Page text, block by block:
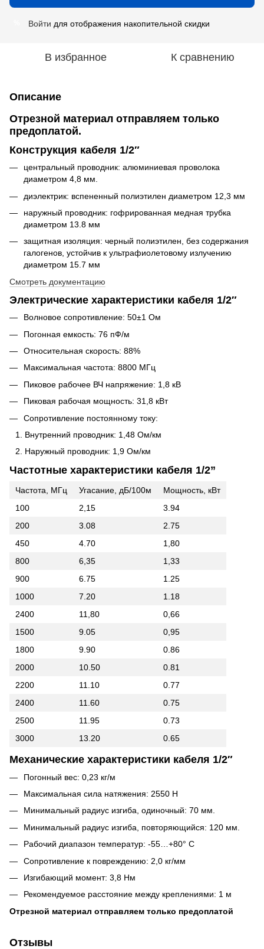
Войти для отображения накопительной скидки
В избранное К сравнению
Описание
Отрезной материал отправляем только
предоплатой.
Конструкция кабеля 1/2″
центральный проводник: алюминиевая проволока
диаметром 4,8 мм.
диэлектрик: вспененный полиэтилен диаметром 12,3 мм
наружный проводник: гофрированная медная трубка
диаметром 13.8 мм
защитная изоляция: черный полиэтилен, без содержания
галогенов, устойчив к ультрафиолетовому излучению
диаметром 15.7 мм
Смотреть документацию
Электрические характеристики кабеля 1/2″
Волновое сопротивление: 50±1 Ом
Погонная емкость: 76 пФ/м
Относительная скорость: 88%
Максимальная частота: 8800 МГц
Пиковое рабочее ВЧ напряжение: 1,8 кВ
Пиковая рабочая мощность: 31,8 кВт
Сопротивление постоянному току:
Внутренний проводник: 1,48 Ом/км
Наружный проводник: 1,9 Ом/км
Частотные характеристики кабеля 1/2”
Частота, МГц Угасание, дБ/100м
Мощность, кВт
100
2,15
3.94
200
3.08
2.75
450
4.70
1,80
800
6,35
1,33
900
6.75
1.25
1000
7.20
1.18
2400
11,80
0,66
1500
9.05
0,95
1800
9.90
0.86
2000
10.50
0.81
2200
11.10
0.77
2400
11.60
0.75
2500
11.95
0.73
3000
13.20 0.65
Механические характеристики кабеля 1/2″
Погонный вес: 0,23 кг/м
Максимальная сила натяжения: 2550 Н
Минимальный радиус изгиба, одиночный: 70 мм.
Минимальный радиус изгиба, повторяющийся: 120 мм.
Рабочий диапазон температур: -55…+80° С
Сопротивление к повреждению: 2,0 кг/мм
Изгибающий момент: 3,8 Нм
Рекомендуемое расстояние между креплениями: 1 м
Отрезной материал отправляем только предоплатой
Отзывы